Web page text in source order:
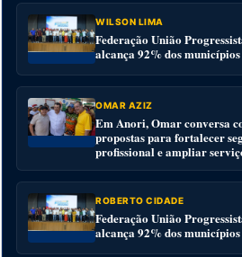
WILSON LIMA
Federação União
alcança 92% dos
OMAR AZIZ
Em Anori, Omar conversa
propostas para fortalecer
profissional e ampliar
ROBERTO CIDADE
Federação União
alcança 92% dos